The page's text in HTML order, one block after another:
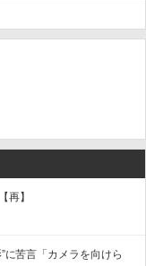
再】
に苦言「カメラを向けら